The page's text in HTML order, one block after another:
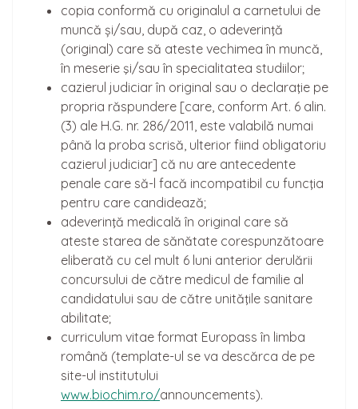
copia conformă cu originalul a carnetului de
muncă și/sau, după caz, o adeverinţă
(original) care să ateste vechimea în muncă,
în meserie şi/sau în specialitatea studiilor;
cazierul judiciar în original sau o declaraţie pe
propria răspundere [care, conform Art. 6 alin.
(3) ale H.G. nr. 286/2011, este valabilă numai
până la proba scrisă, ulterior fiind obligatoriu
cazierul judiciar] că nu are antecedente
penale care să-l facă incompatibil cu funcţia
pentru care candidează;
adeverinţă medicală în original care să
ateste starea de sănătate corespunzătoare
eliberată cu cel mult 6 luni anterior derulării
concursului de către medicul de familie al
candidatului sau de către unităţile sanitare
abilitate;
curriculum vitae format Europass în limba
română (template-ul se va descărca de pe
site-ul institutului
www.biochim.ro/announcements).